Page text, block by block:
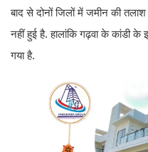
बाद से दोनों जिलों में जमीन की
नहीं हुई है. हालांकि गढ़वा के कांडी
गया है.